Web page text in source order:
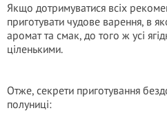
Якщо дотримуватися всіх
приготувати чудове варення, в
аромат та смак, до того ж усі
ціленькими.
Отже, секрети приготування
полуниці: